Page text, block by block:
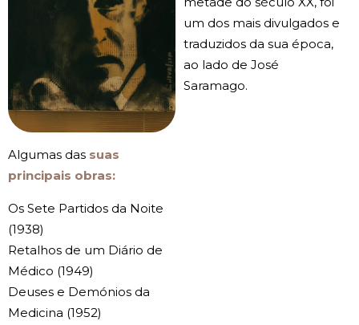
Algumas das suas
principais obras:
Os Sete Partidos da Noite
(1938)
Retalhos de um Diário de
Médico (1949)
Deuses e Demónios da
Medicina (1952)
um dos mais divulgados e
traduzidos da sua época,
ao lado de José
Saramago.